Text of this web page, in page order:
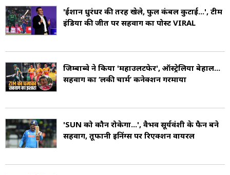
'ईशान धुरंधर की तरह खेले, फुल कंबल कुटाई...', टीम
इंडिया की जीत पर सहवाग का पोस्ट VIRAL
जिम्बाब्वे ने किया 'महाउलटफेर', ऑस्ट्रेलिया बेहाल...
सहवाग का ‘लकी चार्म’ कनेक्शन गरमाया
'SUN को कौन रोकेगा...', वैभव सूर्यवंशी के फैन बने
सहवाग, तूफानी इनिंग्स पर रिएक्शन वायरल